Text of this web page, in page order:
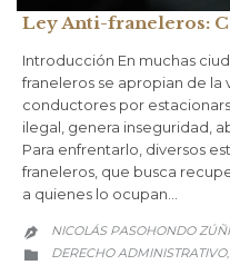
Ley Anti-franeleros:
Introducción En muchas
franeleros se apropian de la
conductores por
ilegal, genera inseguridad,
Para enfrentarlo, diversos
franeleros, que busca
a quienes lo ocupan…
 NICOLÁS PASOHONDO
 CATEGORY
DERECHO ADMINISTRATIVO,